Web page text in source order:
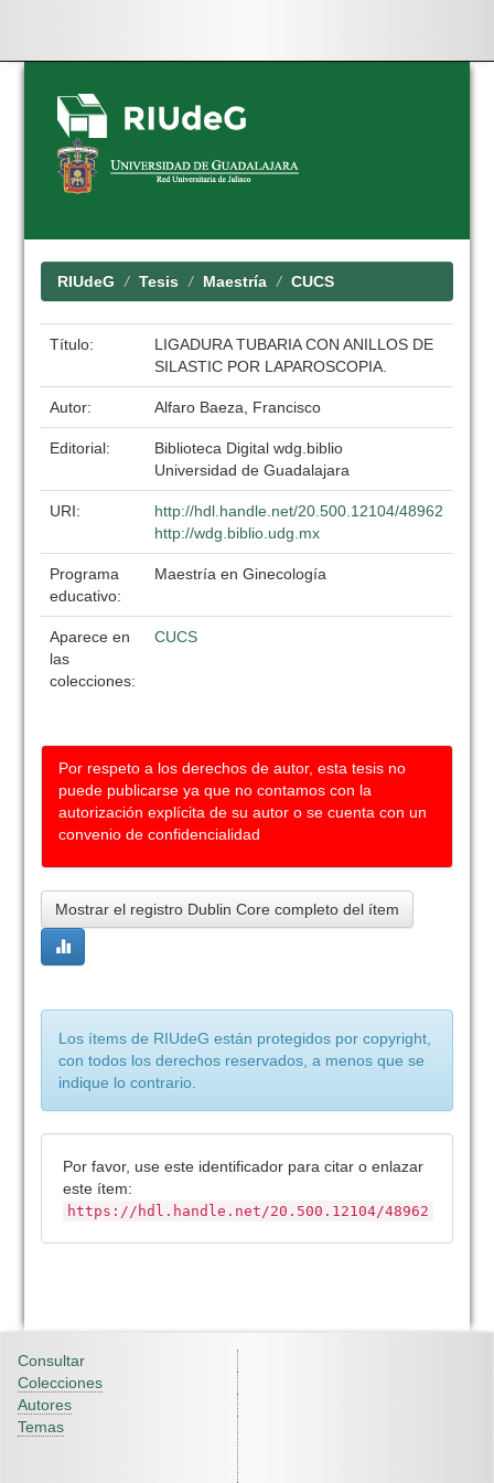
Skip
navigation
RIUdeG Tesis Maestría CUCS
Título:
LIGADURA TUBARIA CON ANILLOS DE
SILASTIC POR LAPAROSCOPIA.
Autor: Alfaro Baeza, Francisco
Editorial:
Biblioteca Digital wdg.biblio
Universidad de Guadalajara
URI:
http://hdl.handle.net/20.500.12104/48962
http://wdg.biblio.udg.mx
Programa
educativo:
Maestría en Ginecología
Aparece en
las
colecciones:
CUCS
Por respeto a los derechos de autor, esta tesis no
puede publicarse ya que no contamos con la
autorización explícita de su autor o se cuenta con un
convenio de confidencialidad
Mostrar el registro Dublin Core completo del ítem
Los ítems de RIUdeG están protegidos por copyright,
con todos los derechos reservados, a menos que se
indique lo contrario.
Por favor, use este identificador para citar o enlazar
este ítem:
https://hdl.handle.net/20.500.12104/48962
Consultar
Colecciones
Autores
Temas